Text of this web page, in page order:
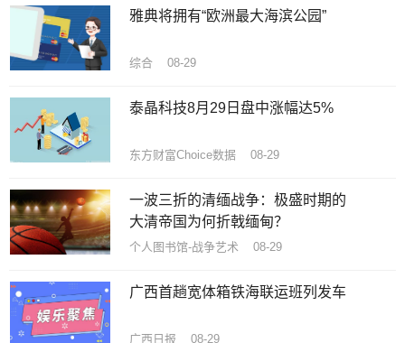
雅典将拥有“欧洲最大海滨公园”
综合 08-29
泰晶科技8月29日盘中涨幅达5%
东方财富Choice数据 08-29
一波三折的清缅战争：极盛时期的
大清帝国为何折戟缅甸？
个人图书馆-战争艺术 08-29
广西首趟宽体箱铁海联运班列发车
广西日报 08-29